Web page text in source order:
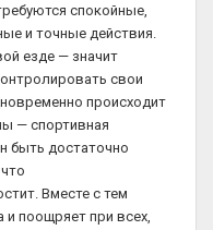
спокойные,
и точные действия.
езде — значит
свои
происходит
— спортивная
быть достаточно
Вместе с тем
и поощряет при всех,